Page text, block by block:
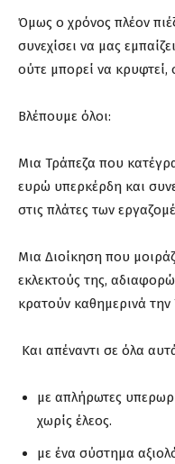
Όμως ο χρόνος πλέον
συνεχίσει να μας
ούτε μπορεί να κρυφτεί,
Βλέπουμε όλοι:
Μια Τράπεζα που
ευρώ υπερκέρδη και
στις πλάτες των
Μια Διοίκηση που
εκλεκτούς της,
κρατούν καθημερινά την
Και απέναντι σε όλα
με απλήρωτες
χωρίς έλεος.
με ένα σύστημα